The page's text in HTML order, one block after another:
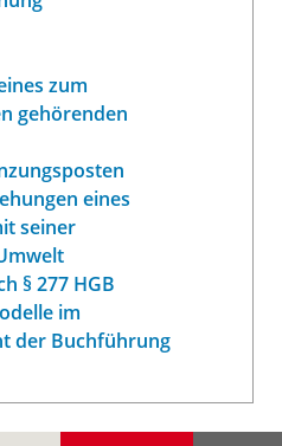
zum
gehörenden
eines
seiner
§ 277 HGB
im
der Buchführung